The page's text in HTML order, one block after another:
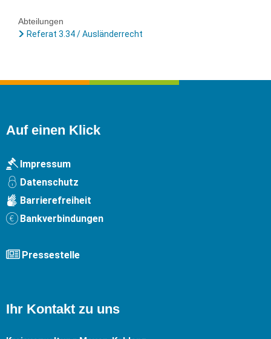
Abteilungen
Referat 3.34 / Ausländerrecht
Auf einen Klick
Impressum
Datenschutz
Barrierefreiheit
Bankverbindungen
Pressestelle
Ihr Kontakt zu uns